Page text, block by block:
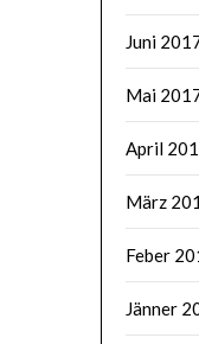
Juni
Mai
April
März
Feber
Jänner